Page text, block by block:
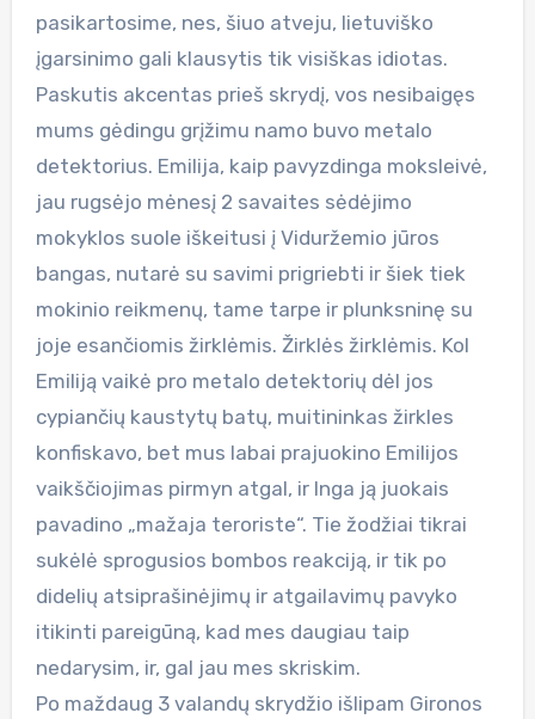
pasikartosime, nes, šiuo atveju, lietuviško
įgarsinimo gali klausytis tik visiškas idiotas.
Paskutis akcentas prieš skrydį, vos nesibaigęs
mums gėdingu grįžimu namo buvo metalo
detektorius. Emilija, kaip pavyzdinga moksleivė,
jau rugsėjo mėnesį 2 savaites sėdėjimo
mokyklos suole iškeitusi į Viduržemio jūros
bangas, nutarė su savimi prigriebti ir šiek tiek
mokinio reikmenų, tame tarpe ir plunksninę su
joje esančiomis žirklėmis. Žirklės žirklėmis. Kol
Emiliją vaikė pro metalo detektorių dėl jos
cypiančių kaustytų batų, muitininkas žirkles
konfiskavo, bet mus labai prajuokino Emilijos
vaikščiojimas pirmyn atgal, ir Inga ją juokais
pavadino „mažaja teroriste“. Tie žodžiai tikrai
sukėlė sprogusios bombos reakciją, ir tik po
didelių atsiprašinėjimų ir atgailavimų pavyko
itikinti pareigūną, kad mes daugiau taip
nedarysim, ir, gal jau mes skriskim.
Po maždaug 3 valandų skrydžio išlipam Gironos